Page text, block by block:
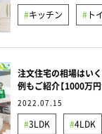
屋根裏/ロフト
ット ヒートショッ
ンセント
3LDK 4LDK
キッチン ト
ファミリークロー
リビング
失敗例と対策
注文住宅の相場はい
例もご紹介【1000万円
2022.07.15
3LDK 4LDK